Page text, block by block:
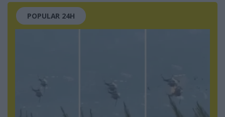
POPULAR 24H